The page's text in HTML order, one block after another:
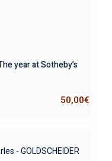
year at Sotheby’s
50,00€
- GOLDSCHEIDER